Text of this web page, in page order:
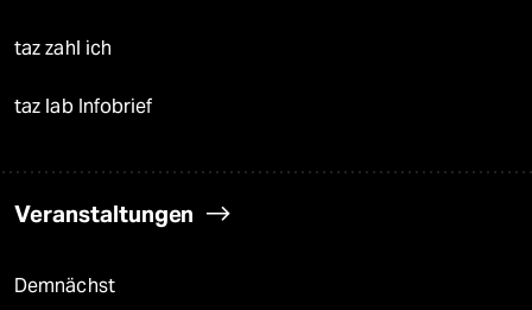
taz zahl ich
taz lab Infobrief
Veranstaltungen
Demnächst